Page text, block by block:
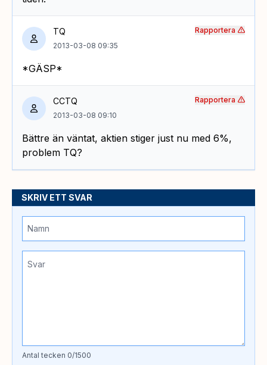
TQ
2013-03-08 09:35
*GÄSP*
Rapportera
CCTQ
2013-03-08 09:10
Bättre än väntat, aktien stiger just nu med 6%,
problem TQ?
Rapportera
SKRIV ETT SVAR
Antal tecken 0/1500